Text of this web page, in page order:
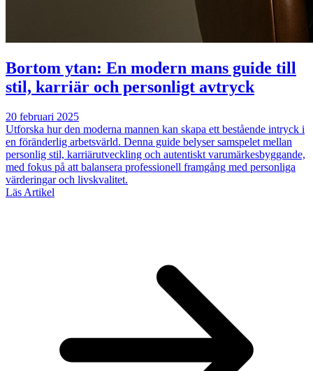
Bortom ytan: En modern mans guide till
stil, karriär och personligt avtryck
20 februari 2025
Utforska hur den moderna mannen kan skapa ett bestående intryck i
en föränderlig arbetsvärld. Denna guide belyser samspelet mellan
personlig stil, karriärutveckling och autentiskt varumärkesbyggande,
med fokus på att balansera professionell framgång med personliga
värderingar och livskvalitet.
Läs Artikel